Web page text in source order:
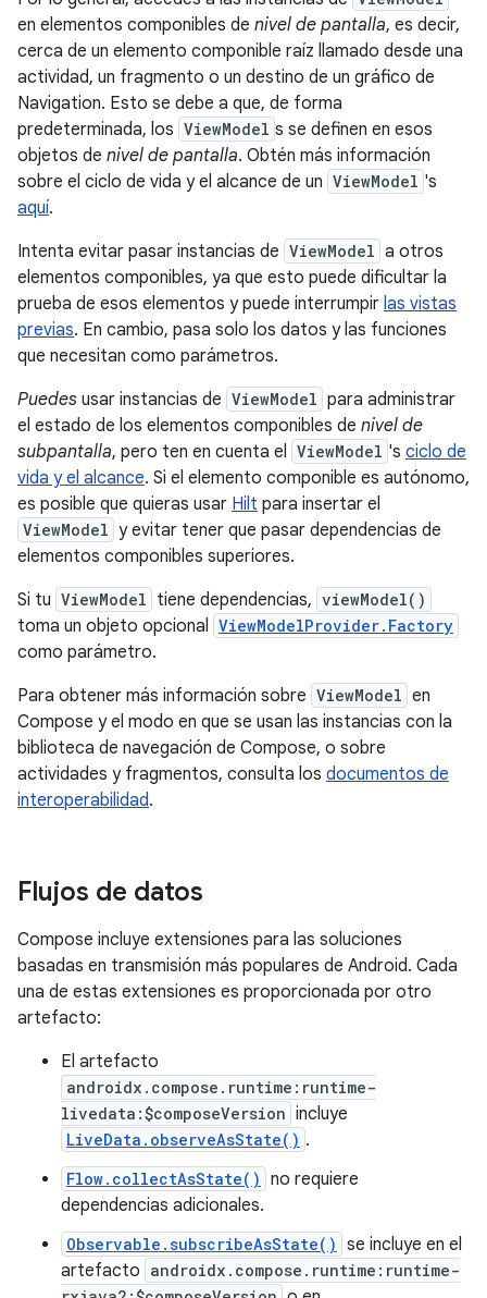
en elementos componibles de nivel de pantalla, es decir,
cerca de un elemento componible raíz llamado desde una
actividad, un fragmento o un destino de un gráfico de
Navigation. Esto se debe a que, de forma
predeterminada, los ViewModel s se definen en esos
objetos de nivel de pantalla. Obtén más información
sobre el ciclo de vida y el alcance de un ViewModel 's
aquí.
Intenta evitar pasar instancias de ViewModel a otros
elementos componibles, ya que esto puede dificultar la
prueba de esos elementos y puede interrumpir las vistas
previas. En cambio, pasa solo los datos y las funciones
que necesitan como parámetros.
Puedes usar instancias de ViewModel para administrar
el estado de los elementos componibles de nivel de
subpantalla, pero ten en cuenta el ViewModel 's ciclo de
vida y el alcance. Si el elemento componible es autónomo,
es posible que quieras usar Hilt para insertar el
ViewModel y evitar tener que pasar dependencias de
elementos componibles superiores.
Si tu ViewModel tiene dependencias, viewModel()
toma un objeto opcional ViewModelProvider.Factory
como parámetro.
Para obtener más información sobre ViewModel en
Compose y el modo en que se usan las instancias con la
biblioteca de navegación de Compose, o sobre
actividades y fragmentos, consulta los documentos de
interoperabilidad.
Flujos de datos
Compose incluye extensiones para las soluciones
basadas en transmisión más populares de Android. Cada
una de estas extensiones es proporcionada por otro
artefacto:
El artefacto
androidx.compose.runtime:runtime-
livedata:$composeVersion incluye
LiveData.observeAsState() .
Flow.collectAsState() no requiere
dependencias adicionales.
Observable.subscribeAsState() se incluye en el
artefacto androidx.compose.runtime:runtime-